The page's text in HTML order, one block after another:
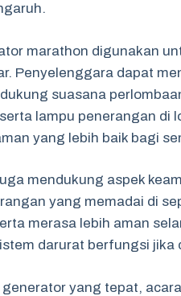
marathon digunakan
Penyelenggara dapat
suasana
lampu penerangan di
yang lebih baik bagi
mendukung aspek
yang memadai di
merasa lebih aman
darurat berfungsi jika
yang tepat,